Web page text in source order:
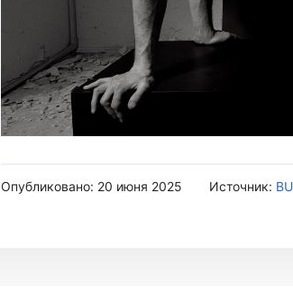
Опубликовано: 20 июня 2025 Источник: